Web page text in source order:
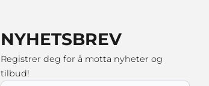
NYHETSBREV
Registrer deg for å motta nyheter og
tilbud!